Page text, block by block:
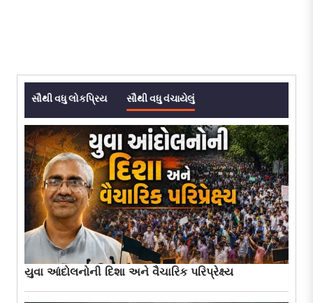
સૌથી વધુ લોકપ્રિય સૌથી વધુ વંચાયેલું
યુવા આંદોલનોની દિશા અને વૈચારિક પરિપ્રેક્ષ્ય